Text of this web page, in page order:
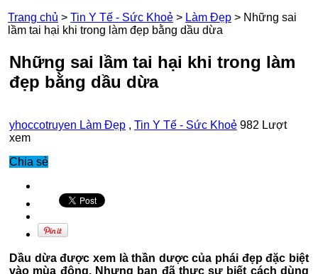
Trang chủ > Tin Y Tế - Sức Khoẻ > Làm Đẹp > Những sai
lầm tai hại khi trong làm đẹp bằng dầu dừa
Những sai lầm tai hại khi trong làm
đẹp bằng dầu dừa
yhoccotruyen Làm Đẹp , Tin Y Tế - Sức Khoẻ 982 Lượt
xem
Chia sẻ
Dầu dừa được xem là thần dược của phái đẹp đặc biệt
vào mùa đông. Nhưng bạn đã thực sự biết cách dùng